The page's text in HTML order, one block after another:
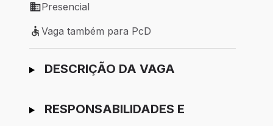
Modelo de trabalho: Presencial
Presencial
Vaga também para PcD
Vaga também para PcD
Ir para candidatura
DESCRIÇÃO DA VAGA
RESPONSABILIDADES E